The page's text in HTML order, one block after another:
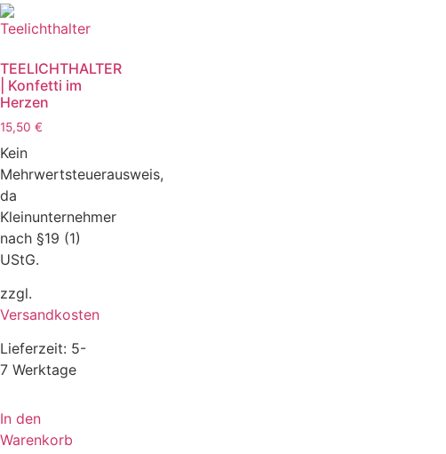
TEELICHTHALTER
| Konfetti im
Herzen
15,50 €
Kein
Mehrwertsteuerausweis,
da
Kleinunternehmer
nach §19 (1)
UStG.
zzgl.
Versandkosten
Lieferzeit: 5-
7 Werktage
In den
Warenkorb